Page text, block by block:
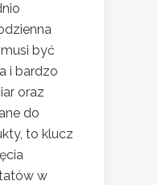
być
i bardzo
oraz
do
to klucz
w